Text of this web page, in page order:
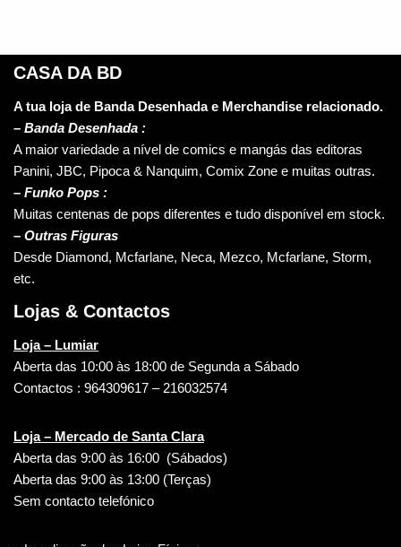
CASA DA BD
A tua loja de Banda Desenhada e Merchandise relacionado.
– Banda Desenhada :
A maior variedade a nível de comics e mangás das editoras
Panini, JBC, Pipoca & Nanquim, Comix Zone e muitas outras.
– Funko Pops :
Muitas centenas de pops diferentes e tudo disponível em stock.
– Outras Figuras
Desde Diamond, Mcfarlane, Neca, Mezco, Mcfarlane, Storm,
etc.
Lojas & Contactos
Loja – Lumiar
Aberta das 10:00 às 18:00 de Segunda a Sábado
Contactos : 964309617 – 216032574
Loja – Mercado de Santa Clara
Aberta das 9:00 às 16:00 (Sábados)
Aberta das 9:00 às 13:00 (Terças)
Sem contacto telefónico